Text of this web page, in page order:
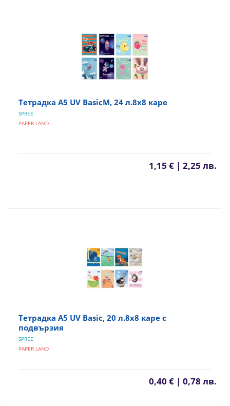
Тетрадка A5 UV BasicM, 24 л.8х8 каре
SPREE
PAPER LAND
1,15 € | 2,25 лв.
Тетрадка A5 UV Basic, 20 л.8х8 каре с
подвързия
SPREE
PAPER LAND
0,40 € | 0,78 лв.